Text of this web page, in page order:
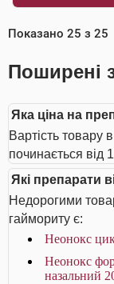
Показано 25 з 25
Поширені
Яка ціна на
Вартість товару
починається від
Які препарати
Недорогими
гаймориту є:
Неонокс
Неонокс
назальний